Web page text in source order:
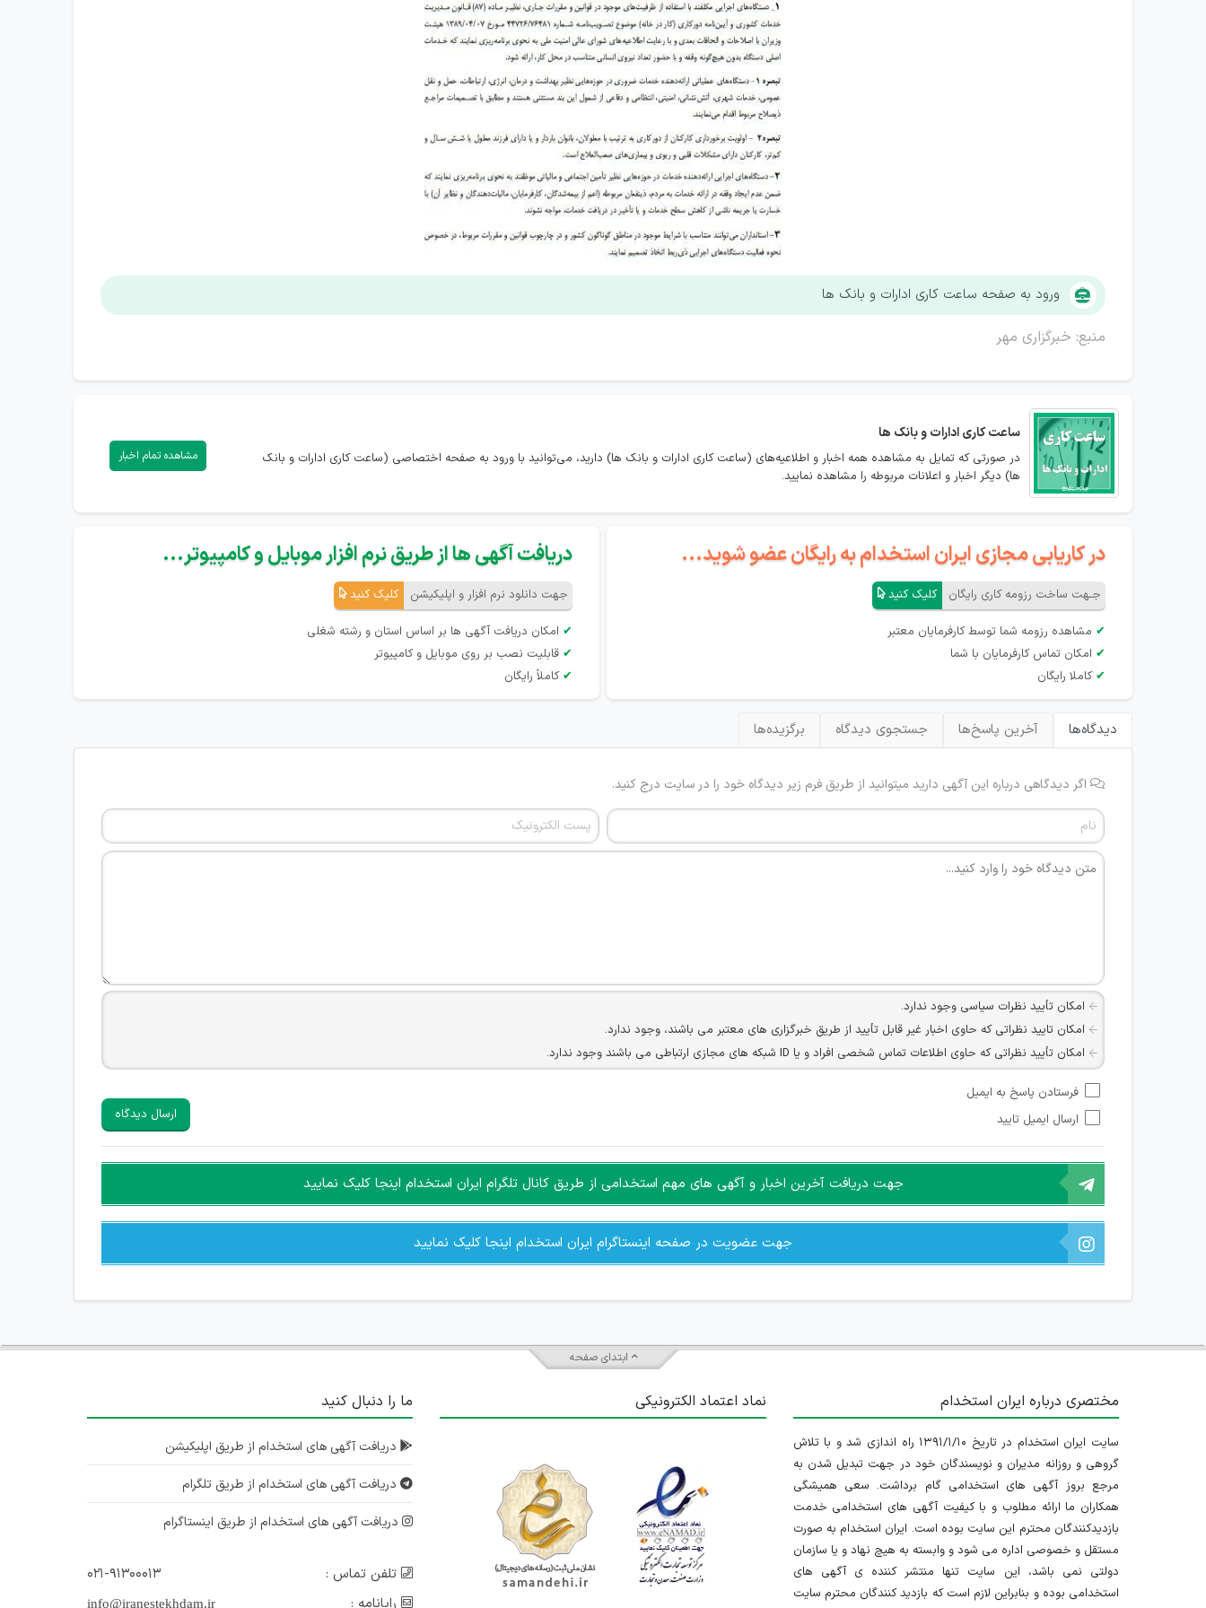
ورود به صفحه ساعت کاری ادارات و بانک ها
منبع: خبرگزاری مهر
ساعت کاری ادارات و بانک ها
در صورتی که تمایل به مشاهده همه اخبار و اطلاعیه‌های (ساعت کاری ادارات و بانک ها) دارید، می‌توانید با ورود به صفحه اختصاصی (ساعت کاری ادارات و بانک
ها) دیگر اخبار و اعلانات مربوطه را مشاهده نمایید.
مشاهده تمام اخبار
در کاریابی مجازی ایران استخدام به رایگان عضو شوید...
جـهت ساخت رزومه کاری رایگان کلیک کنید
✔ مشاهده رزومه شما توسط کارفرمایان معتبر
✔ امکان تماس کارفرمایان با شما
✔ کاملا رایگان
دریافت آگهی ها از طریق نرم افزار موبایل و کامپیوتر...
جهت دانلود نرم افزار و اپلیکیشن کلیک کنید
✔ امکان دریافت آگهی ها بر اساس استان و رشته شغلی
✔ قابلیت نصب بر روی موبایل و کامپیوتر
✔ کاملاً رایگان
دیدگاه‌ها آخرین پاسخ‌ها جستجوی دیدگاه برگزیده‌ها
اگر دیدگاهی درباره این آگهی دارید میتوانید از طریق فرم زیر دیدگاه خود را در سایت درج کنید.
امکان تأیید نظرات سیاسی وجود ندارد.
امکان تایید نظراتی که حاوی اخبار غیر قابل تأیید از طریق خبرگزاری های معتبر می باشند، وجود ندارد.
امکان تأیید نظراتی که حاوی اطلاعات تماس شخصی افراد و یا ID شبکه های مجازی ارتباطی می باشند وجود ندارد.
هرگونه تحریک، تحقیر و کنایه به سایر افراد (مسئول و غیر مسئول) غیر مجاز می باشد.
امکان هماهنگی برای هرگونه ملاقات حضوری چه به صورت دسته جمعی و چه فردی توسط کاربران سایت وجود ندارد.
فرستادن پاسخ به ایمیل
ارسال ایمیل تایید
ارسال دیدگاه
جهت دریافت آخرین اخبار و آگهی های مهم استخدامی از طریق کانال تلگرام ایران استخدام اینجا کلیک نمایید
جهت عضویت در صفحه اینستاگرام ایران استخدام اینجا کلیک نمایید
ابتدای صفحه
مختصری درباره ایران استخدام
سایت ایران استخدام در تاریخ ۱۳۹۱/۱/۱۰ راه اندازی شد و با تلاش
گروهی و روزانه مدیران و نویسندگان خود در جهت تبدیل شدن به
مرجع بروز آگهی های استخدامی گام برداشت. سعی همیشگی
همکاران ما ارائه مطلوب و با کیفیت آگهی های استخدامی خدمت
بازدیدکنندگان محترم این سایت بوده است. ایران استخدام به صورت
مستقل و خصوصی اداره می شود و وابسته به هیچ نهاد و یا سازمان
دولتی نمی باشد، این سایت تنها منتشر کننده ی آگهی های
استخدامی بوده و بنابراین لازم است که بازدید کنندگان محترم سایت
نماد اعتماد الکترونیکی ما را دنبال کنید
دریافت آگهی های استخدام از طریق اپلیکیشن
دریافت آگهی های استخدام از طریق تلگرام
دریافت آگهی های استخدام از طریق اینستاگرام
تلفن تماس :
۰۲۱-۹۱۳۰۰۰۱۳
info@iranestekhdam.ir